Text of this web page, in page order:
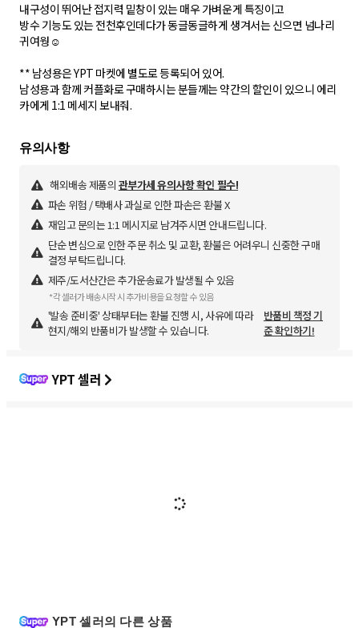
내구성이 뛰어난 접지력 밑창이 있는 매우 가벼운게 특징이고
방수 기능도 있는 전천후인데다가 동글동글하게 생겨서는 신으면 넘나리
귀여웡☺️
** 남성용은 YPT 마켓에 별도로 등록되어 있어.
남성용과 함께 커플화로 구매하시는 분들께는 약간의 할인이 있으니 에리
카에게 1:1 메세지 보내줘.
유의사항
해외배송 제품의 관부가세 유의사항 확인 필수!
파손 위험 / 택배사 과실로 인한 파손은 환불 X
재입고 문의는 1:1 메시지로 남겨주시면 안내드립니다.
단순 변심으로 인한 주문 취소 및 교환, 환불은 어려우니 신중한 구매
결정 부탁드립니다.
제주/도서산간은 추가운송료가 발생될 수 있음
*각 셀러가 배송시작 시 추가비용을 요청할 수 있음
'발송 준비중' 상태부터는 환불 진행 시, 사유에 따라
현지/해외 반품비가 발생할 수 있습니다.
반품비 책정 기
준 확인하기!
YPT 셀러
YPT 셀러의 다른 상품